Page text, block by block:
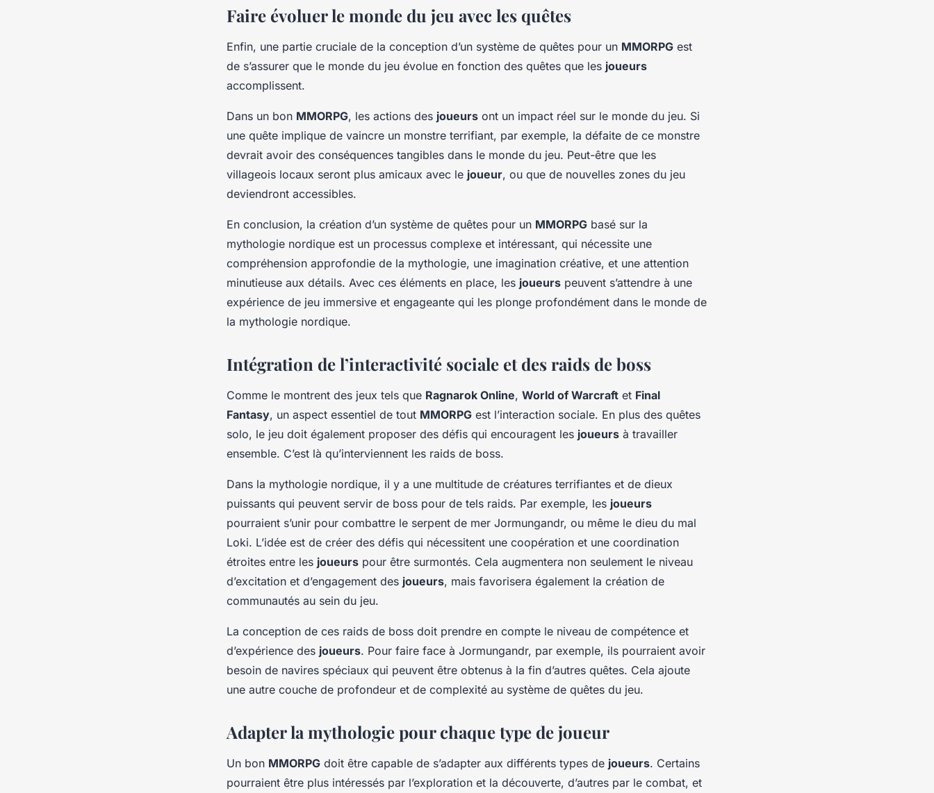
Faire évoluer le monde du jeu avec les quêtes
Enfin, une partie cruciale de la conception d’un système de quêtes pour un MMORPG est
de s’assurer que le monde du jeu évolue en fonction des quêtes que les joueurs
accomplissent.
Dans un bon MMORPG, les actions des joueurs ont un impact réel sur le monde du jeu. Si
une quête implique de vaincre un monstre terrifiant, par exemple, la défaite de ce monstre
devrait avoir des conséquences tangibles dans le monde du jeu. Peut-être que les
villageois locaux seront plus amicaux avec le joueur, ou que de nouvelles zones du jeu
deviendront accessibles.
En conclusion, la création d’un système de quêtes pour un MMORPG basé sur la
mythologie nordique est un processus complexe et intéressant, qui nécessite une
compréhension approfondie de la mythologie, une imagination créative, et une attention
minutieuse aux détails. Avec ces éléments en place, les joueurs peuvent s’attendre à une
expérience de jeu immersive et engageante qui les plonge profondément dans le monde de
la mythologie nordique.
Intégration de l’interactivité sociale et des raids de boss
Comme le montrent des jeux tels que Ragnarok Online, World of Warcraft et Final
Fantasy, un aspect essentiel de tout MMORPG est l’interaction sociale. En plus des quêtes
solo, le jeu doit également proposer des défis qui encouragent les joueurs à travailler
ensemble. C’est là qu’interviennent les raids de boss.
Dans la mythologie nordique, il y a une multitude de créatures terrifiantes et de dieux
puissants qui peuvent servir de boss pour de tels raids. Par exemple, les joueurs
pourraient s’unir pour combattre le serpent de mer Jormungandr, ou même le dieu du mal
Loki. L’idée est de créer des défis qui nécessitent une coopération et une coordination
étroites entre les joueurs pour être surmontés. Cela augmentera non seulement le niveau
d’excitation et d’engagement des joueurs, mais favorisera également la création de
communautés au sein du jeu.
La conception de ces raids de boss doit prendre en compte le niveau de compétence et
d’expérience des joueurs. Pour faire face à Jormungandr, par exemple, ils pourraient avoir
besoin de navires spéciaux qui peuvent être obtenus à la fin d’autres quêtes. Cela ajoute
une autre couche de profondeur et de complexité au système de quêtes du jeu.
Adapter la mythologie pour chaque type de joueur
Un bon MMORPG doit être capable de s’adapter aux différents types de joueurs. Certains
pourraient être plus intéressés par l’exploration et la découverte, d’autres par le combat, et